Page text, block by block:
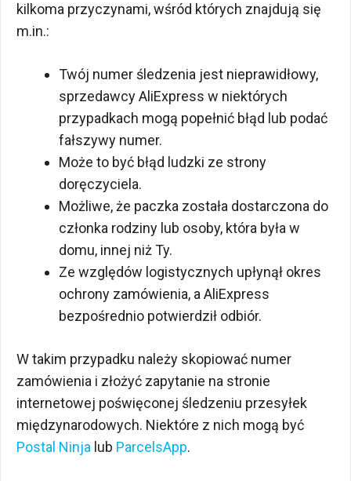
kilkoma przyczynami, wśród których znajdują się
m.in.:
Twój numer śledzenia jest nieprawidłowy,
sprzedawcy AliExpress w niektórych
przypadkach mogą popełnić błąd lub podać
fałszywy numer.
Może to być błąd ludzki ze strony
doręczyciela.
Możliwe, że paczka została dostarczona do
członka rodziny lub osoby, która była w
domu, innej niż Ty.
Ze względów logistycznych upłynął okres
ochrony zamówienia, a AliExpress
bezpośrednio potwierdził odbiór.
W takim przypadku należy skopiować numer
zamówienia i złożyć zapytanie na stronie
internetowej poświęconej śledzeniu przesyłek
międzynarodowych. Niektóre z nich mogą być
Postal Ninja lub ParcelsApp.